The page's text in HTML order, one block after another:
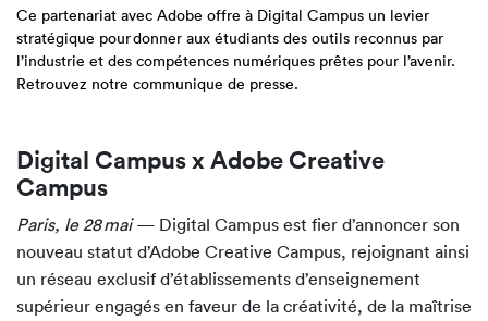
Ce partenariat avec Adobe offre à Digital Campus un levier
stratégique pour donner aux étudiants des outils reconnus par
l’industrie et des compétences numériques prêtes pour l’avenir.
Retrouvez notre communique de presse.
Digital Campus x Adobe Creative
Campus
Paris, le 28 mai— Digital Campus est fier d’annoncer son
nouveau statut d’Adobe Creative Campus, rejoignant ainsi
un réseau exclusif d’établissements d’enseignement
supérieur engagés en faveur de la créativité, de la maîtrise